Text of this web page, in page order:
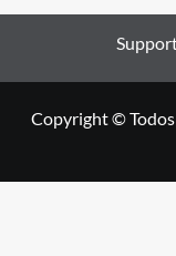
Copyright ©